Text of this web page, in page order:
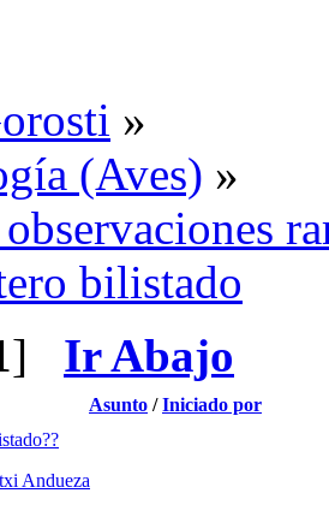
»
(Aves) »
bilistado
] Ir Abajo
Asunto /Iniciado por
Andueza